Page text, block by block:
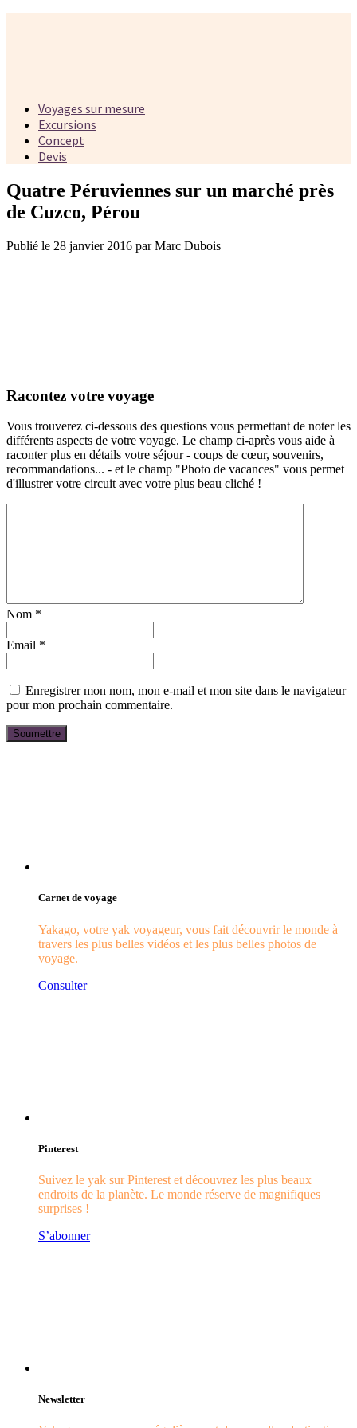
Voyages sur mesure
Excursions
Concept
Devis
Quatre Péruviennes sur un marché près
de Cuzco, Pérou
Publié le 28 janvier 2016 par Marc Dubois
Racontez votre voyage
Vous trouverez ci-dessous des questions vous permettant de noter les
différents aspects de votre voyage. Le champ ci-après vous aide à
raconter plus en détails votre séjour - coups de cœur, souvenirs,
recommandations... - et le champ "Photo de vacances" vous permet
d'illustrer votre circuit avec votre plus beau cliché !
Nom *
Email *
Enregistrer mon nom, mon e-mail et mon site dans le navigateur
pour mon prochain commentaire.
Carnet de voyage
Yakago, votre yak voyageur, vous fait découvrir le monde à
travers les plus belles vidéos et les plus belles photos de
voyage.
Consulter
Pinterest
Suivez le yak sur Pinterest et découvrez les plus beaux
endroits de la planète. Le monde réserve de magnifiques
surprises !
S’abonner
Newsletter